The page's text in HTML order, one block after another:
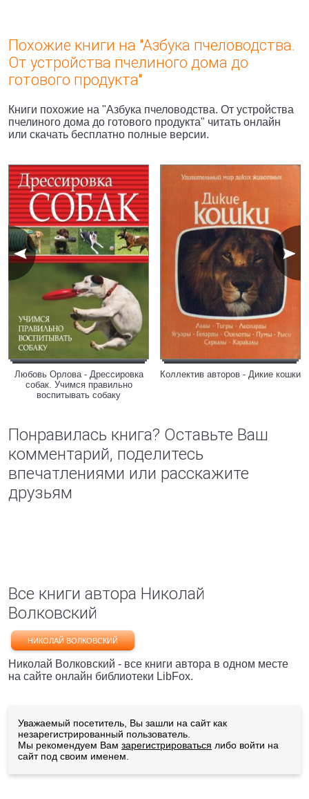
Похожие книги на "Азбука пчеловодства.
От устройства пчелиного дома до
готового продукта"
Книги похожие на "Азбука пчеловодства. От устройства
пчелиного дома до готового продукта" читать онлайн
или скачать бесплатно полные версии.
Любовь Орлова - Дрессировка
собак. Учимся правильно
воспитывать собаку
Коллектив авторов - Дикие кошки
Понравилась книга? Оставьте Ваш
комментарий, поделитесь
впечатлениями или расскажите
друзьям
Все книги автора Николай
Волковский
НИКОЛАЙ ВОЛКОВСКИЙ
Николай Волковский - все книги автора в одном месте
на сайте онлайн библиотеки LibFox.
Уважаемый посетитель, Вы зашли на сайт как
незарегистрированный пользователь.
Мы рекомендуем Вам зарегистрироваться либо войти на
сайт под своим именем.